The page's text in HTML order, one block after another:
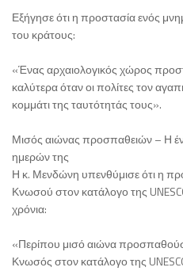
Εξήγησε ότι η προστασία ενός
του κράτους:
«Ένας αρχαιολογικός χώρος
καλύτερα όταν οι πολίτες τον
κομμάτι της ταυτότητάς τους».
Μισός αιώνας προσπαθειών – Η
ημερών της
Η κ. Μενδώνη υπενθύμισε ότι η
Κνωσού στον κατάλογο της
χρόνια:
«Περίπου μισό αιώνα
Κνωσός στον κατάλογο της